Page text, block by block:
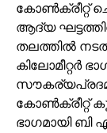
കോൺക്രീറ്റ്
ആദ്യ
തലത്തിൽ
കിലോമീറ്റർ
കോൺക്രീറ്റ്
ഭാഗമായി ബി